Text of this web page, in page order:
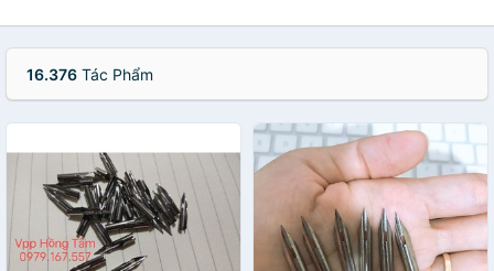
16.376 Tác Phẩm